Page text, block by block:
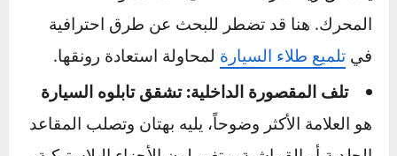
تسوس الأسنان؛ المشكلة تبدأ صغيرة وغير
ملحوظة، لكنها تنتهي بضرر كبير ومكلف. إليك ما
يمكن توقعه:
تدمير المظهر الخارجي:سيبدأ طلاء السيارة